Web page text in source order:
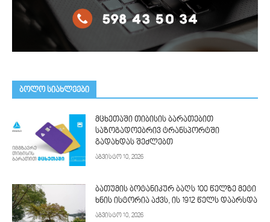
ᲑᲝᲚᲝ ᲡᲘᲐᲮᲚᲔᲔᲑᲘ
მცხეთაში თიბისის ბარათებით
საზოგადოებრივ ტრანსპორტში
გადახდას შეძლებთ
აგვისტო 10, 2026
ბათუმის ბოტანიკურ ბაღს 100 წელზე მეტი
ხნის ისტორია აქვს, ის 1912 წელს დაარსდა
აგვისტო 10, 2026